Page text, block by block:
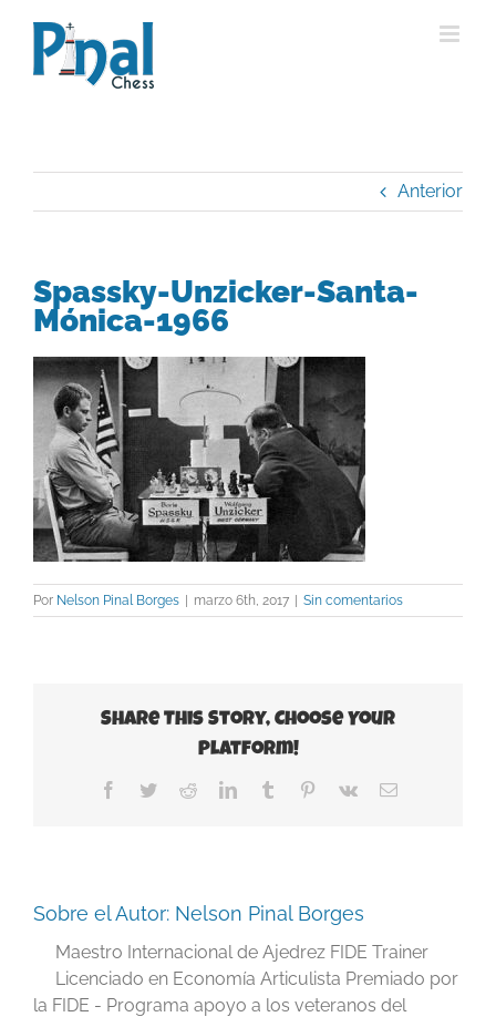
contenido
Anterior
Spassky-Unzicker-Santa-
Mónica-1966
Por Nelson Pinal Borges | marzo 6th, 2017 | Sin comentarios
Share This Story, Choose Your
Platform!
Facebook
TwitterRedditLinkedInTumblr Pinterest
Vk
Correo
Sobre el Autor: Nelson Pinal Borges
Maestro Internacional de Ajedrez FIDE Trainer
Licenciado en Economía Articulista Premiado por
la FIDE - Programa apoyo a los veteranos del